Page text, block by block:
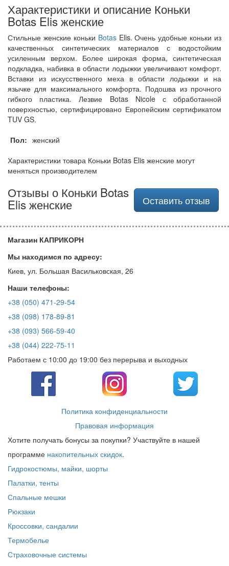
Характеристики и описание Коньки
Botas Elis женские
Стильные женские коньки BotasElis. Очень удобные коньки из
качественных синтетических материалов с водостойким
усиленным верхом. Более широкая форма, синтетическая
подкладка, набивка в области лодыжки увеличивают комфорт.
Вставки из искусственного меха в области лодыжки и на
язычке для максимального комфорта. Подошва из прочного
гибкого пластика. Лезвие Botas Nicole с обработанной
поверхностью, сертифицировано Европейским сертификатом
TUV GS.
Пол: женский
Характеристики товара Коньки Botas Elis женские могут
меняться производителем
Оставить отзыв
Отзывы о Коньки Botas
Elis женские
Магазин КАПРИКОРН
Мы находимся по адресу:
Киев, ул. Большая Васильковская, 26
Наши телефоны:
+38 (050) 471-29-54
+38 (098) 178-89-81
+38 (093) 566-59-40
+38 (044) 222-75-11
Работаем с 10:00 до 19:00 без перерыва и выходных
Политика конфиденциальности
Правовая информация
Хотите получать бонусы за покупки? Участвуйте в нашей
программе накопительных скидок.
Гидрокостюмы, майки, шорты
Палатки, тенты
Спальные мешки
Рюкзаки
Кроссовки, сандалии
Термобелье
Страховочные системы